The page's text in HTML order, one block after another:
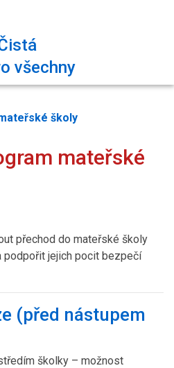
školy
mateřské
přechod do mateřské školy
podpořit jejich pocit bezpečí
(před nástupem
školky – možnost